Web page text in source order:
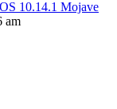
10.14.1 Mojave
am